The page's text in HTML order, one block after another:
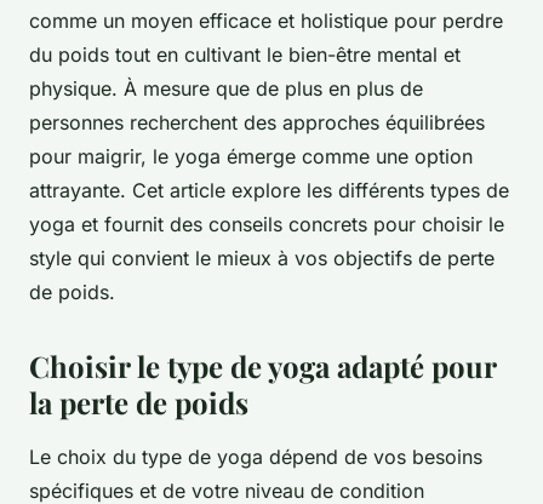
comme un moyen efficace et holistique pour perdre
du poids tout en cultivant le bien-être mental et
physique. À mesure que de plus en plus de
personnes recherchent des approches équilibrées
pour maigrir, le yoga émerge comme une option
attrayante. Cet article explore les différents types de
yoga et fournit des conseils concrets pour choisir le
style qui convient le mieux à vos objectifs de perte
de poids.
Choisir le type de yoga adapté pour
la perte de poids
Le choix du type de yoga dépend de vos besoins
spécifiques et de votre niveau de condition